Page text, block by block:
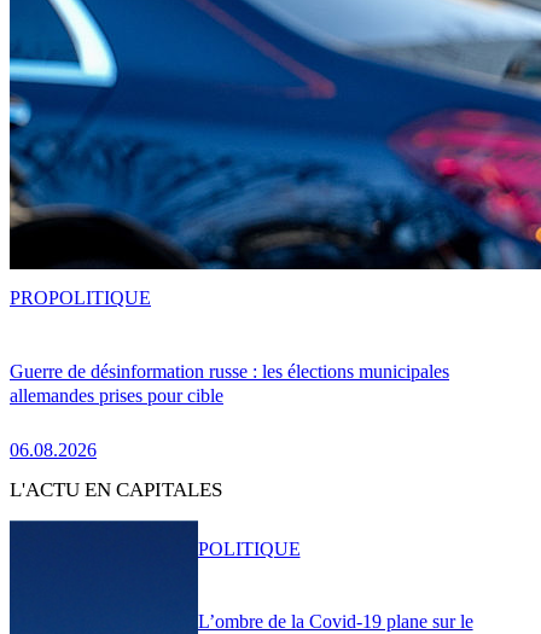
Guerre de désinformation russe : les élections municipales
allemandes prises pour cible
06.08.2026
PROPOLITIQUE
L'ACTU EN CAPITALES
L’ombre de la Covid-19 plane sur le
POLITIQUE